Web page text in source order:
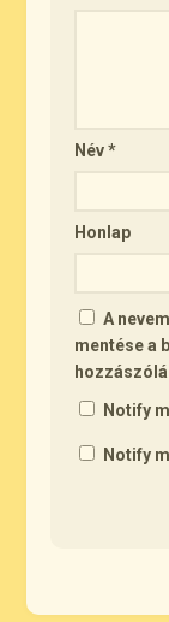
Név*
Honlap
A
mentése a
Notify
Notify